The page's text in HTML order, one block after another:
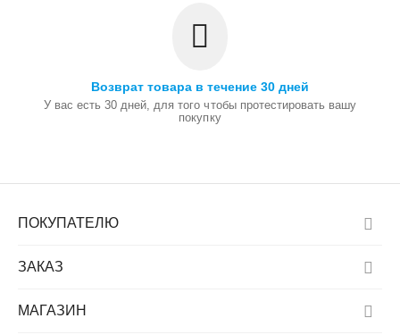
Возврат товара в течение 30 дней
У вас есть 30 дней, для того чтобы протестировать вашу
покупку
ПОКУПАТЕЛЮ
ЗАКАЗ
МАГАЗИН